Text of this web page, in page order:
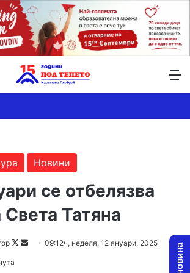
Новини
се отбелязва
Татяна
F
09:12ч, неделя, 12 януари, 2025